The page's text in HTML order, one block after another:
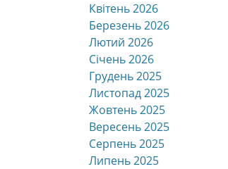
Квітень 2026
Березень 2026
Лютий 2026
Січень 2026
Грудень 2025
Листопад 2025
Жовтень 2025
Вересень 2025
Серпень 2025
Липень 2025